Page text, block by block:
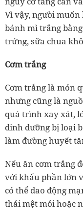
Vì vậy, người
bánh mì trắng
trứng, sữa chua
Cơm trắng
Cơm trắng là món
nhưng cũng là
quá trình xay xát,
dinh dưỡng bị loại
làm đường huyết
Nếu ăn cơm trắng
với khẩu phần lớn
có thể dao động
thái mệt mỏi hoặc